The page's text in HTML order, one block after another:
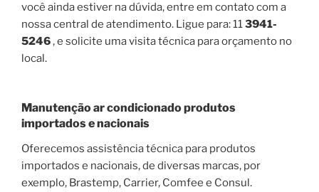
você ainda estiver na dúvida, entre em contato com a
nossa central de atendimento. Ligue para: 113941-
5246, e solicite uma visita técnica para orçamento no
local.
Manutenção ar condicionado produtos
importados e nacionais
Oferecemos assistência técnica para produtos
importados e nacionais, de diversas marcas, por
exemplo, Brastemp, Carrier, Comfee e Consul.